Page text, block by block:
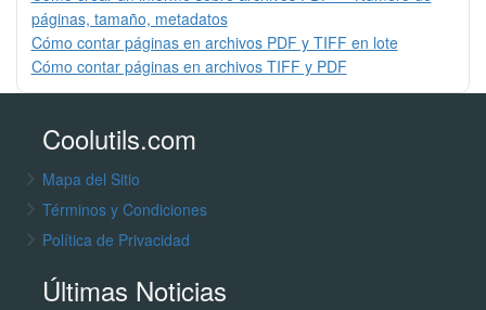
páginas, tamaño, metadatos
Cómo contar páginas en archivos PDF y TIFF en lote
Cómo contar páginas en archivos TIFF y PDF
Coolutils.com
Mapa del Sitio
Términos y Condiciones
Política de Privacidad
Últimas Noticias